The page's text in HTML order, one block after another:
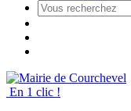
En 1 clic !